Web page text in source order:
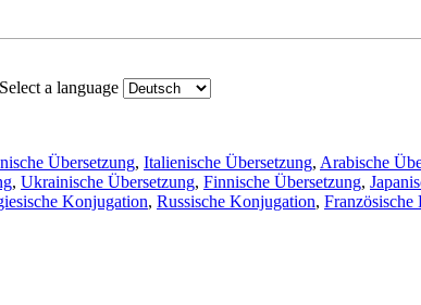
Select a language
Übersetzung, Italienische Übersetzung, Arabische
, Ukrainische Übersetzung, Finnische Übersetzung,
Konjugation, Russische Konjugation,